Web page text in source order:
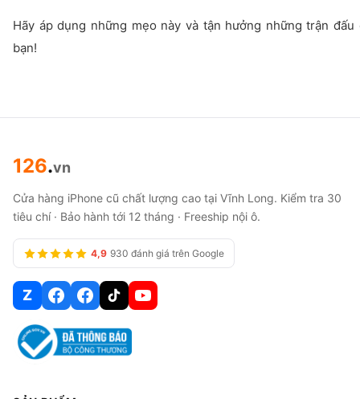
Hãy áp dụng những mẹo này và tận hưởng những trận
bạn!
126.vn
Cửa hàng iPhone cũ chất lượng cao tại Vĩnh Long. Kiểm tra 30
tiêu chí · Bảo hành tới 12 tháng · Freeship nội ô.
4,9 930 đánh giá trên Google
Z